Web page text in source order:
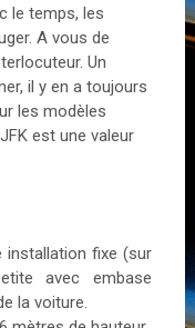
le temps, les
A vous de
Un
il y en a toujours
les modèles
est une valeur
installation fixe (sur
avec embase
la voiture.